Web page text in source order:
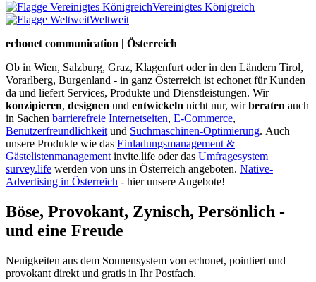
Vereinigtes Königreich
Weltweit
echonet communication | Österreich
Ob in Wien, Salzburg, Graz, Klagenfurt oder in den Ländern Tirol,
Vorarlberg, Burgenland - in ganz Österreich ist echonet für Kunden
da und liefert Services, Produkte und Dienstleistungen. Wir
konzipieren, designen und entwickeln nicht nur, wirberaten auch
in Sachen barrierefreie Internetseiten, E-Commerce,
Benutzerfreundlichkeit und Suchmaschinen-Optimierung. Auch
unsere Produkte wie das Einladungsmanagement &
Gästelistenmanagement invite.life oder das Umfragesystem
survey.life werden von uns in Österreich angeboten. Native-
Advertising in Österreich - hier unsere Angebote!
Böse, Provokant, Zynisch, Persönlich -
und eine Freude
Neuigkeiten aus dem Sonnensystem von echonet, pointiert und
provokant direkt und gratis in Ihr Postfach.